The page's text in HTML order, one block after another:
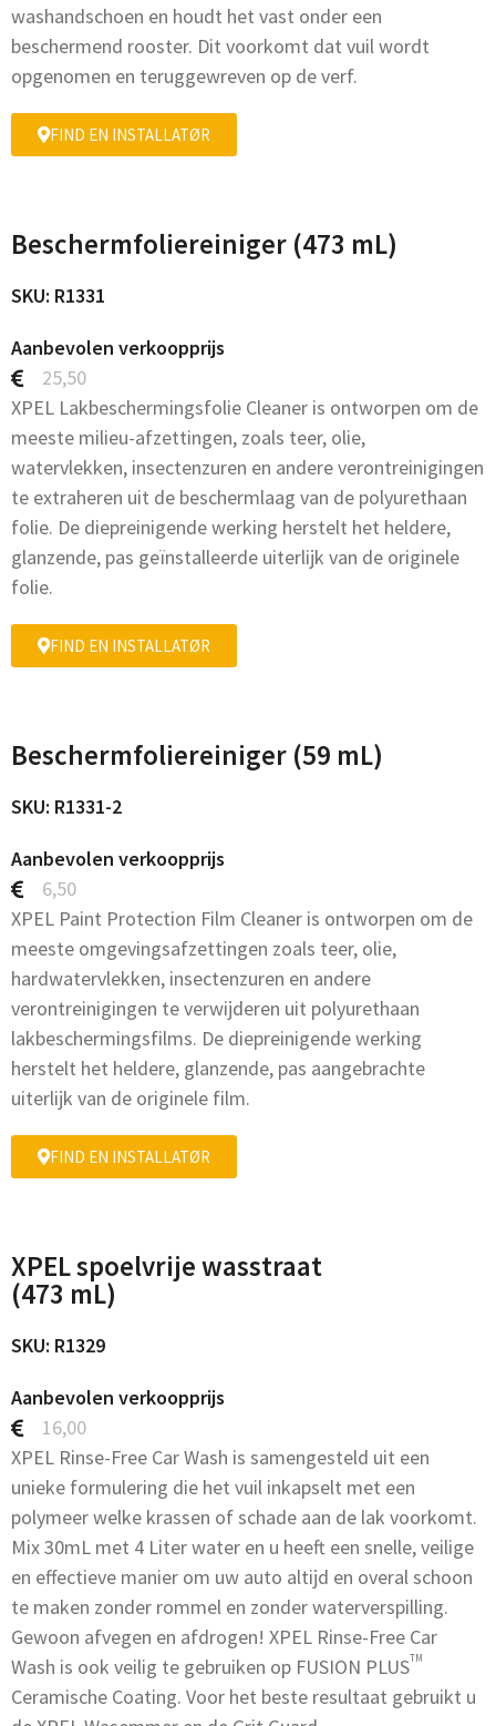
washandschoen en houdt het vast onder een
beschermend rooster. Dit voorkomt dat vuil wordt
opgenomen en teruggewreven op de verf.
FIND EN INSTALLATØR
Beschermfoliereiniger (473 mL)
SKU: R1331
Aanbevolen verkoopprijs
25,50
XPEL Lakbeschermingsfolie Cleaner is ontworpen om de
meeste milieu-afzettingen, zoals teer, olie,
watervlekken, insectenzuren en andere verontreinigingen
te extraheren uit de beschermlaag van de polyurethaan
folie. De diepreinigende werking herstelt het heldere,
glanzende, pas geïnstalleerde uiterlijk van de originele
folie.
FIND EN INSTALLATØR
Beschermfoliereiniger (59 mL)
SKU: R1331-2
Aanbevolen verkoopprijs
6,50
XPEL Paint Protection Film Cleaner is ontworpen om de
meeste omgevingsafzettingen zoals teer, olie,
hardwatervlekken, insectenzuren en andere
verontreinigingen te verwijderen uit polyurethaan
lakbeschermingsfilms. De diepreinigende werking
herstelt het heldere, glanzende, pas aangebrachte
uiterlijk van de originele film.
FIND EN INSTALLATØR
XPEL spoelvrije wasstraat
(473 mL)
SKU: R1329
Aanbevolen verkoopprijs
16,00
XPEL Rinse-Free Car Wash is samengesteld uit een
unieke formulering die het vuil inkapselt met een
polymeer welke krassen of schade aan de lak voorkomt.
Mix 30mL met 4 Liter water en u heeft een snelle, veilige
en effectieve manier om uw auto altijd en overal schoon
te maken zonder rommel en zonder waterverspilling.
Gewoon afvegen en afdrogen! XPEL Rinse-Free Car
Wash is ook veilig te gebruiken op FUSION PLUSTM
Ceramische Coating. Voor het beste resultaat gebruikt u